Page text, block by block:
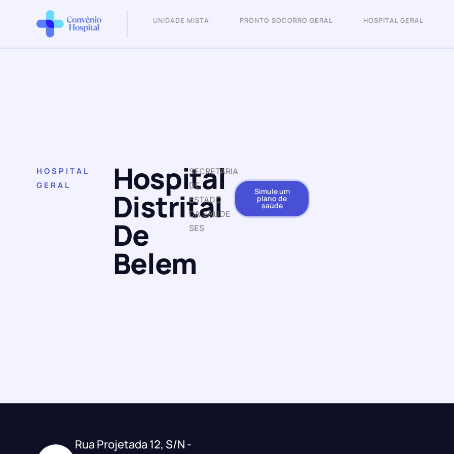
UNIDADE MISTA PRONTO SOCORRO GERAL HOSPITAL GERAL
HOSPITAL
GERAL
Hospital
Distrital
De
Belem
SECRETARIA
DE
ESTADO
DA SAUDE
SES
Simule um
plano de
saúde
Rua Projetada 12, S/N -